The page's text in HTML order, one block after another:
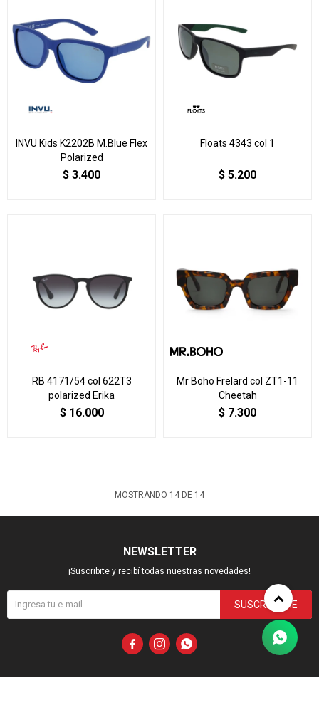
INVU Kids K2202B M.Blue Flex
Polarized
$ 3.400
Floats 4343 col 1
$ 5.200
RB 4171/54 col 622T3
polarized Erika
$ 16.000
Mr Boho Frelard col ZT1-11
Cheetah
$ 7.300
MOSTRANDO 14 DE 14
NEWSLETTER
¡Suscribite y recibí todas nuestras novedades!
SUSCRIBIRME
  